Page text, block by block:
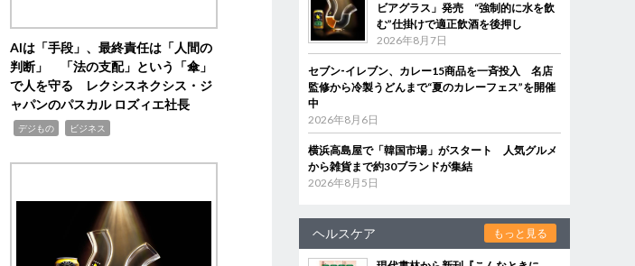
AIは「手段」、最終責任は「人間の
判断」 「法の支配」という「傘」
で人を守る レクシスネクシス・ジ
ャパンのパスカル ロズィエ社長
デジもの ビジネス
ビアグラス」発売 “強制的に水を飲
む”仕掛けで適正飲酒を後押し
2026年8月7日
セブン‐イレブン、カレー15商品を一斉投入 名店
監修から冷製うどんまで“夏のカレーフェス”を開催
中
2026年8月6日
横浜高島屋で「韓国市場」がスタート 人気グルメ
から雑貨まで約30ブランドが集結
2026年8月5日
ヘルスケア もっと見る